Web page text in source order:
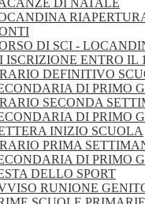
DI NATALE
DI SCI -
ISCRIZIONE ENTRO IL
DEFINITIVO
DI PRIMO
SECONDA
DI PRIMO
INIZIO SCUOLA
PRIMA
DI PRIMO
DELLO SPORT
RUNIONE